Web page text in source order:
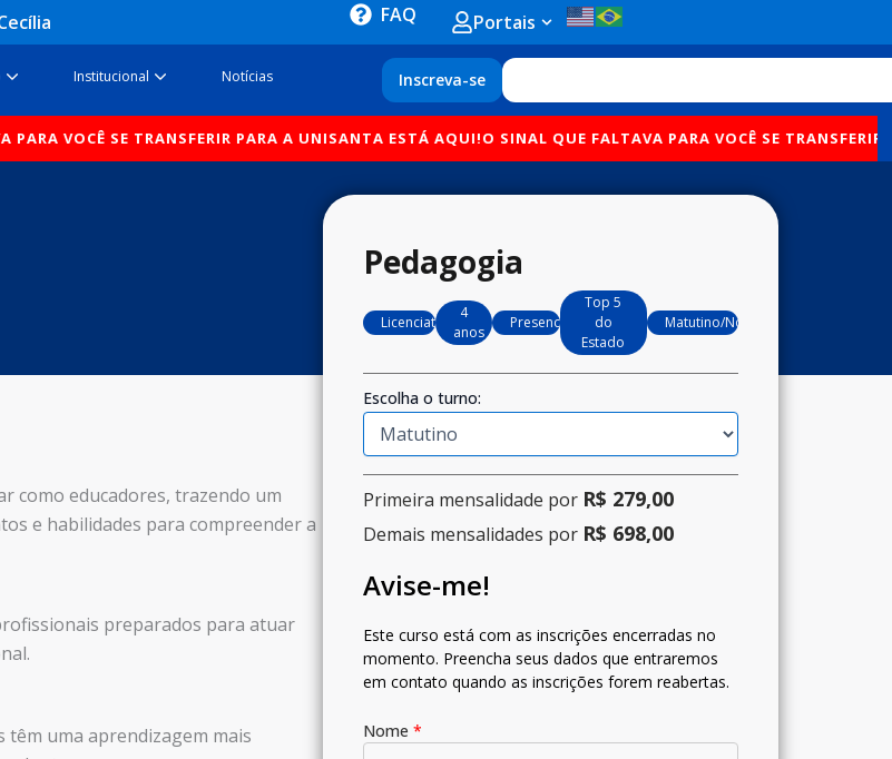
FAQ Portais Open Portais
Open Formas de Ingresso
Institucional Open Institucional
Notícias Inscreva-se
Search
SE TRANSFERIR PARA A UNISANTA ESTÁ AQUI!O SINAL QUE FALTAVA PARA VOCÊ SE TRANSFERIR PARA
como educadores, trazendo um
e habilidades para compreender a
preparados para atuar
uma aprendizagem mais
Pedagogia
Licenciatura
4
anos
Presencial
Top 5
do
Estado
Matutino/Noturno
Escolha o turno:
Primeira mensalidade por R$ 279,00
Demais mensalidades por R$ 698,00
Avise-me!
Este curso está com as inscrições encerradas no
momento. Preencha seus dados que entraremos
em contato quando as inscrições forem reabertas.
Nome *